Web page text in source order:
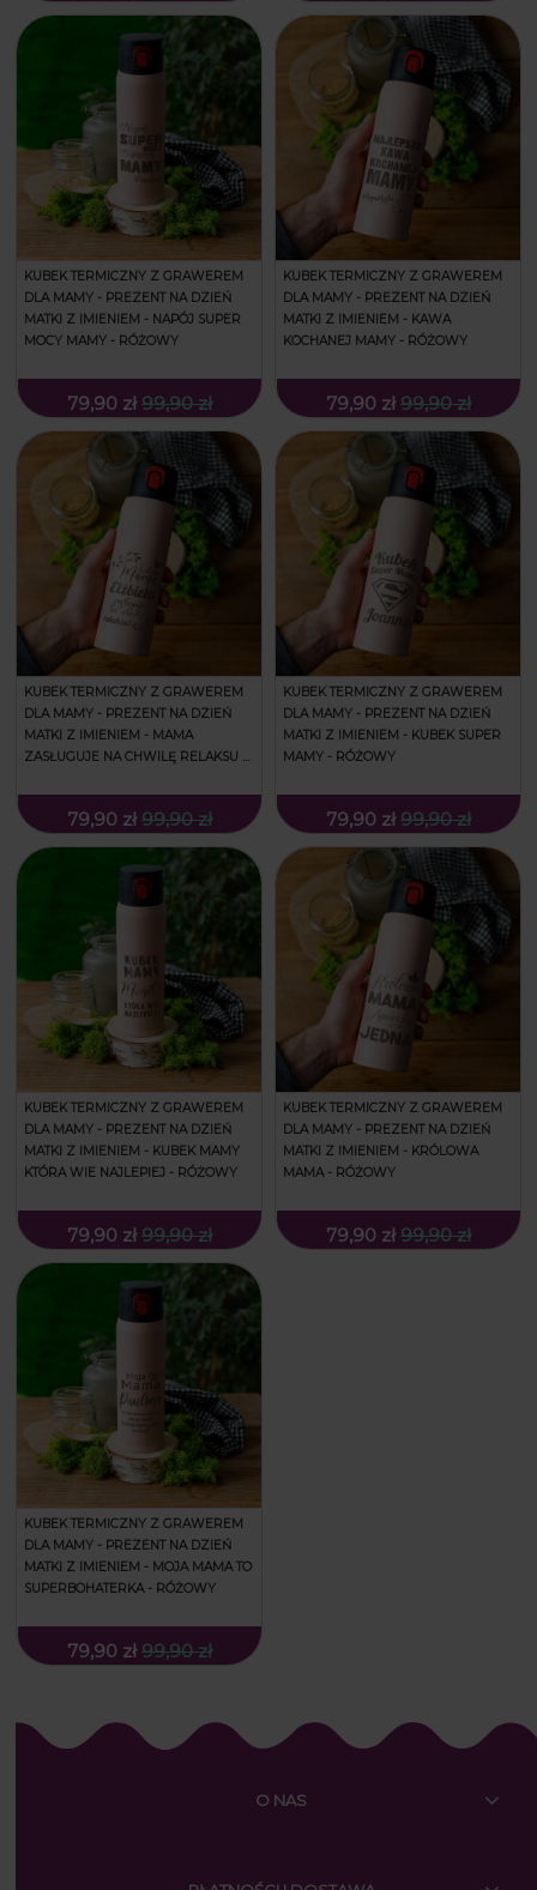
KUBEK TERMICZNY Z GRAWEREM
DLA MAMY - PREZENT NA DZIEŃ
MATKI Z IMIENIEM - NAPÓJ SUPER
MOCY MAMY - RÓŻOWY
79,90 zł 99,90 zł
KUBEK TERMICZNY Z GRAWEREM
DLA MAMY - PREZENT NA DZIEŃ
MATKI Z IMIENIEM - KAWA
KOCHANEJ MAMY - RÓŻOWY
79,90 zł 99,90 zł
KUBEK TERMICZNY Z GRAWEREM
DLA MAMY - PREZENT NA DZIEŃ
MATKI Z IMIENIEM - MAMA
ZASŁUGUJE NA CHWILĘ RELAKSU -
79,90 zł 99,90 zł
KUBEK TERMICZNY Z GRAWEREM
DLA MAMY - PREZENT NA DZIEŃ
MATKI Z IMIENIEM - KUBEK SUPER
MAMY - RÓŻOWY
79,90 zł 99,90 zł
KUBEK TERMICZNY Z GRAWEREM
DLA MAMY - PREZENT NA DZIEŃ
MATKI Z IMIENIEM - KUBEK MAMY
KTÓRA WIE NAJLEPIEJ - RÓŻOWY
79,90 zł 99,90 zł
KUBEK TERMICZNY Z GRAWEREM
DLA MAMY - PREZENT NA DZIEŃ
MATKI Z IMIENIEM - KRÓLOWA
MAMA - RÓŻOWY
79,90 zł 99,90 zł
KUBEK TERMICZNY Z GRAWEREM
DLA MAMY - PREZENT NA DZIEŃ
MATKI Z IMIENIEM - MOJA MAMA TO
SUPERBOHATERKA - RÓŻOWY
79,90 zł 99,90 zł
O NAS